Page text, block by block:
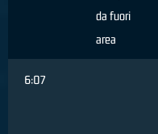
da fuori
area
6:07